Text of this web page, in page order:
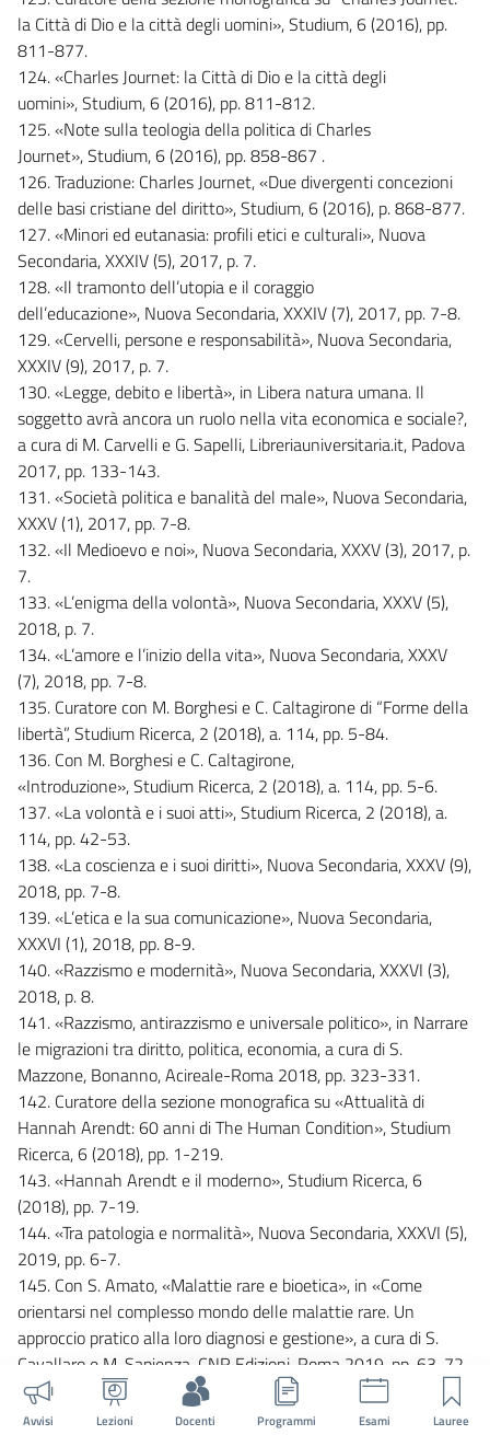
la Città di Dio e la città degli uomini», Studium, 6 (2016), pp.
811-877.
124. «Charles Journet: la Città di Dio e la città degli
uomini», Studium, 6 (2016), pp. 811-812.
125. «Note sulla teologia della politica di Charles
Journet», Studium, 6 (2016), pp. 858-867 .
126. Traduzione: Charles Journet, «Due divergenti concezioni
delle basi cristiane del diritto», Studium, 6 (2016), p. 868-877.
127. «Minori ed eutanasia: profili etici e culturali», Nuova
Secondaria, XXXIV (5), 2017, p. 7.
128. «Il tramonto dell’utopia e il coraggio
dell’educazione», Nuova Secondaria, XXXIV (7), 2017, pp. 7-8.
129. «Cervelli, persone e responsabilità», Nuova Secondaria,
XXXIV (9), 2017, p. 7.
130. «Legge, debito e libertà», in Libera natura umana. Il
soggetto avrà ancora un ruolo nella vita economica e sociale?,
a cura di M. Carvelli e G. Sapelli, Libreriauniversitaria.it, Padova
2017, pp. 133-143.
131. «Società politica e banalità del male», Nuova Secondaria,
XXXV (1), 2017, pp. 7-8.
132. «Il Medioevo e noi», Nuova Secondaria, XXXV (3), 2017, p.
7.
133. «L’enigma della volontà», Nuova Secondaria, XXXV (5),
2018, p. 7.
134. «L’amore e l’inizio della vita», Nuova Secondaria, XXXV
(7), 2018, pp. 7-8.
135. Curatore con M. Borghesi e C. Caltagirone di “Forme della
libertà”, Studium Ricerca, 2 (2018), a. 114, pp. 5-84.
136. Con M. Borghesi e C. Caltagirone,
«Introduzione», Studium Ricerca, 2 (2018), a. 114, pp. 5-6.
137. «La volontà e i suoi atti», Studium Ricerca, 2 (2018), a.
114, pp. 42-53.
138. «La coscienza e i suoi diritti», Nuova Secondaria, XXXV (9),
2018, pp. 7-8.
139. «L’etica e la sua comunicazione», Nuova Secondaria,
XXXVI (1), 2018, pp. 8-9.
140. «Razzismo e modernità», Nuova Secondaria, XXXVI (3),
2018, p. 8.
141. «Razzismo, antirazzismo e universale politico», in Narrare
le migrazioni tra diritto, politica, economia, a cura di S.
Mazzone, Bonanno, Acireale-Roma 2018, pp. 323-331.
142. Curatore della sezione monografica su «Attualità di
Hannah Arendt: 60 anni di The Human Condition», Studium
Ricerca, 6 (2018), pp. 1-219.
143. «Hannah Arendt e il moderno», Studium Ricerca, 6
(2018), pp. 7-19.
144. «Tra patologia e normalità», Nuova Secondaria, XXXVI (5),
2019, pp. 6-7.
145. Con S. Amato, «Malattie rare e bioetica», in «Come
orientarsi nel complesso mondo delle malattie rare. Un
approccio pratico alla loro diagnosi e gestione», a cura di S.
Cavallaro e M. Sapienza, CNR Edizioni, Roma 2019, pp. 63-72.
146. «Il potere, l’inganno e il risveglio della
coscienza», Studium, 1 (2019), pp. 3-4.
Avvisi Lezioni Docenti Programmi Esami Lauree